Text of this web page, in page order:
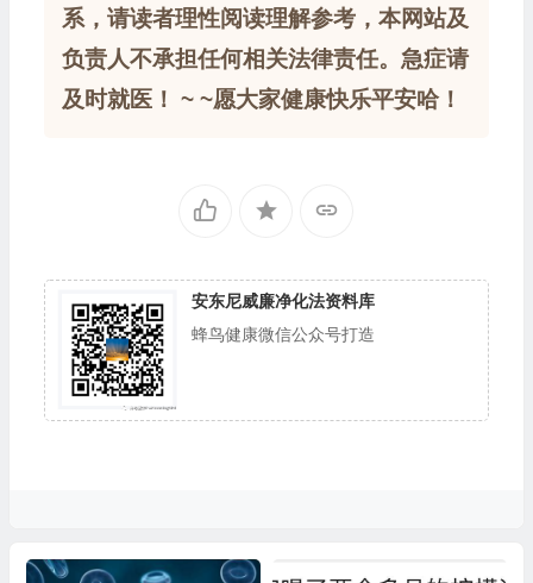
系，请读者理性阅读理解参考，本网站及
负责人不承担任何相关法律责任。急症请
及时就医！ ~ ~愿大家健康快乐平安哈！
安东尼威廉净化法资料库
蜂鸟健康微信公众号打造